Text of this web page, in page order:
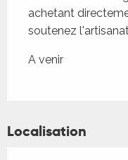
achetant
soutenez
A venir
Localisation